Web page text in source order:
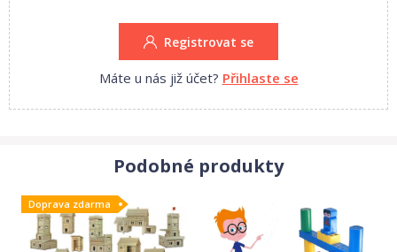
Vhodné
od 5 let
Materiál: plast
Počet dílků: 480 ks
Velikost kostičky: 2 x 1,3 cm
Rozměr balení: 24,5 x 16 x 4,5 cm
Registrovat se
Máte u nás již účet? Přihlaste se
Podobné produkty
Doprava zdarma